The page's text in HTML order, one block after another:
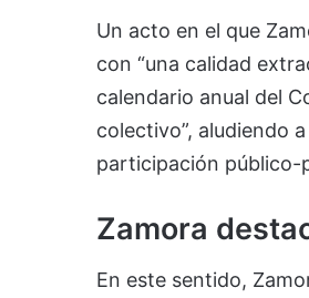
Un acto en el que
con “una calidad
calendario anual del
colectivo”, aludiendo
participación público-
Zamora
En este sentido,